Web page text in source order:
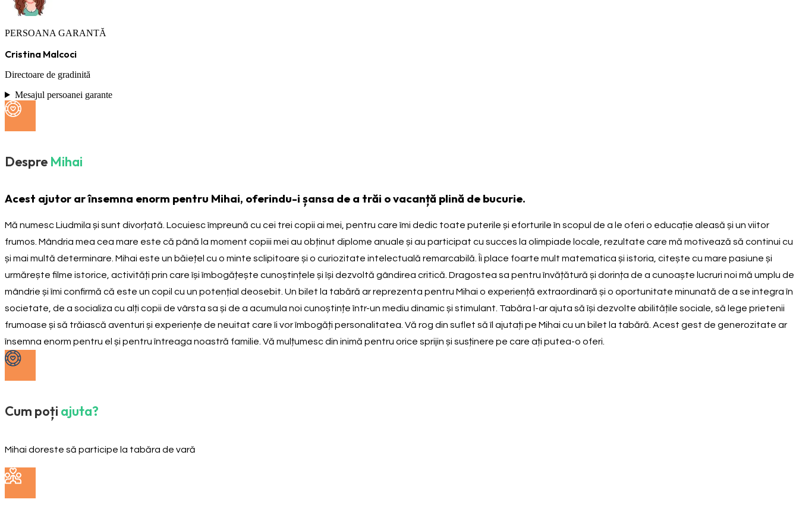
PERSOANA GARANTĂ
Cristina Malcoci
Directoare de gradinită
Mesajul persoanei garante
Despre Mihai
Acest ajutor ar însemna enorm pentru Mihai, oferindu-i șansa de a trăi o vacanță plină de bucurie.
Mă numesc Liudmila și sunt divorțată. Locuiesc împreună cu cei trei copii ai mei, pentru care îmi dedic toate puterile și eforturile în scopul de a le oferi o educație aleasă și un viitor
frumos. Mândria mea cea mare este că până la moment copiii mei au obținut diplome anuale și au participat cu succes la olimpiade locale, rezultate care mă motivează să continui cu
și mai multă determinare. Mihai este un băiețel cu o minte sclipitoare și o curiozitate intelectuală remarcabilă. Îi place foarte mult matematica și istoria, citește cu mare pasiune și
urmărește filme istorice, activități prin care își îmbogățește cunoștințele și își dezvoltă gândirea critică. Dragostea sa pentru învățătură și dorința de a cunoaște lucruri noi mă umplu de
mândrie și îmi confirmă că este un copil cu un potențial deosebit. Un bilet la tabără ar reprezenta pentru Mihai o experiență extraordinară și o oportunitate minunată de a se integra în
societate, de a socializa cu alți copii de vârsta sa și de a acumula noi cunoștințe într-un mediu dinamic și stimulant. Tabăra l-ar ajuta să își dezvolte abilitățile sociale, să lege prietenii
frumoase și să trăiască aventuri și experiențe de neuitat care îi vor îmbogăți personalitatea. Vă rog din suflet să îl ajutați pe Mihai cu un bilet la tabără. Acest gest de generozitate ar
însemna enorm pentru el și pentru întreaga noastră familie. Vă mulțumesc din inimă pentru orice sprijin și susținere pe care ați putea-o oferi.
Cum poți ajuta?
Mihai doreste să participe la tabăra de vară